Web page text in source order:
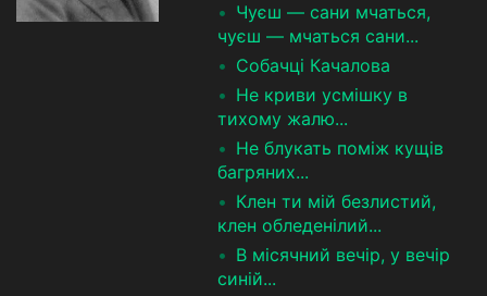
Чуєш — сани мчаться,
чуєш — мчаться сани...
Собачці Качалова
Не криви усмішку в
тихому жалю...
Не блукать поміж кущів
багряних...
Клен ти мій безлистий,
клен обледенілий...
В місячний вечір, у вечір
синій...